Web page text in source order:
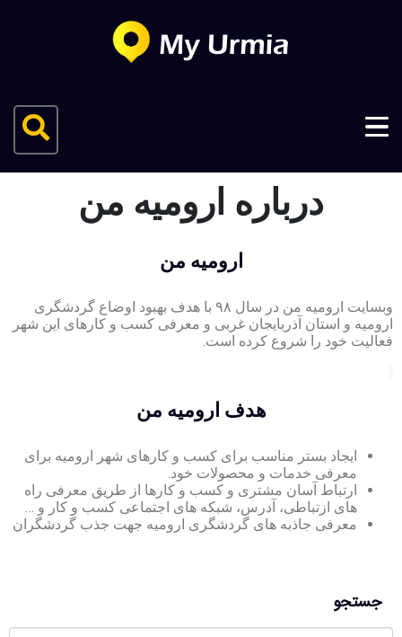
درباره ارومیه من
ارومیه من
وبسایت ارومیه من در سال ۹۸ با هدف بهبود اوضاع گردشگری
ارومیه و استان آذربایجان غربی و معرفی کسب و کارهای این شهر
فعالیت خود را شروع کرده است.
هدف ارومیه من
ایجاد بستر مناسب برای کسب و کارهای شهر ارومیه برای
معرفی خدمات و محصولات خود.
ارتباط آسان مشتری و کسب و کارها از طریق معرفی راه
های ازتباطی، آدرس، شبکه های اجتماعی کسب و کار و …
معرفی جاذبه های گردشگری ارومیه جهت جذب گردشگران
جستجو